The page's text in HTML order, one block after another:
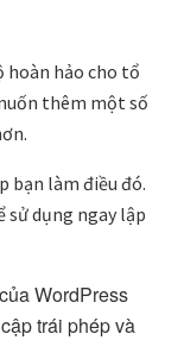
hoàn hảo cho tổ
thêm một số
bạn làm điều đó.
sử dụng ngay lập
WordPress
trái phép và